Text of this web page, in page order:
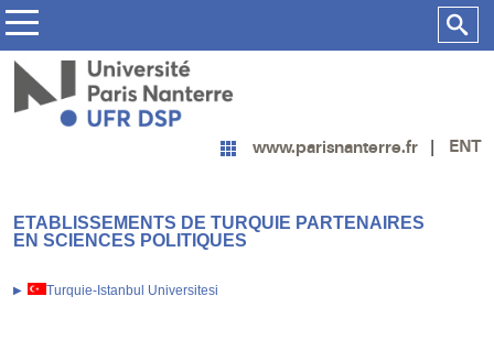
www.parisnanterre.fr ENT
ETABLISSEMENTS DE TURQUIE PARTENAIRES
EN SCIENCES POLITIQUES
Turquie-Istanbul Universitesi